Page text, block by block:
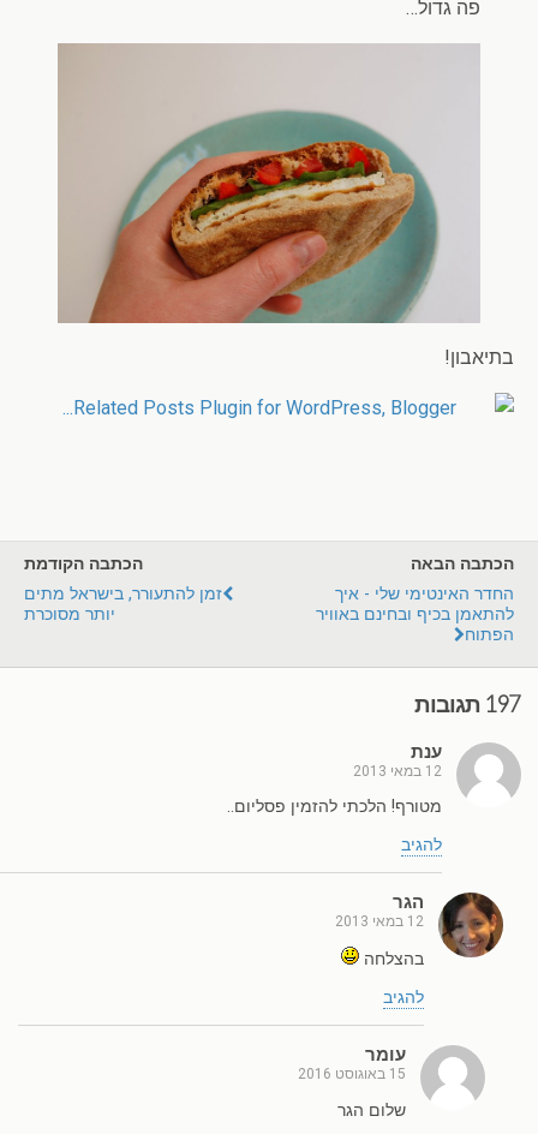
פה גדול…
בתיאבון!
הכתבה הקודמת
זמן להתעורר, בישראל מתים
יותר מסוכרת
הכתבה הבאה
החדר האינטימי שלי - איך
להתאמן בכיף ובחינם באוויר
הפתוח
197 תגובות
ענת
12 במאי 2013
מטורף! הלכתי להזמין פסליום..
להגיב
הגר
12 במאי 2013
בהצלחה
להגיב
עומר
15 באוגוסט 2016
שלום הגר